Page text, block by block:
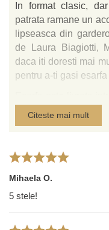
In format clasic,
patrata ramane un
lipseasca din
de Laura Biagiotti,
daca iti doresti mai
pentru a-ti gasi
logo-ul designerului
Me-Up.
Romania al
imprimata semnata
Citeste mai mult
Mihaela O.
5 stele!